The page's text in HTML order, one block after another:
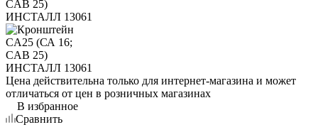
Цена действительна только для интернет-магазина и может
отличаться от цен в розничных магазинах
В избранное
Сравнить